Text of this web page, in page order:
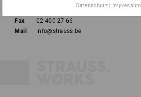
Fax
02 400 27 66
Mail
info@strauss.be
Datenschutz| Impressum